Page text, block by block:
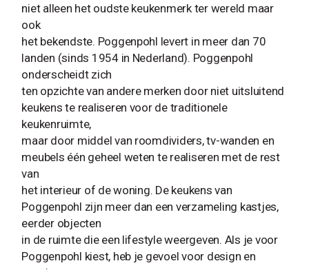
niet alleen het oudste keukenmerk ter wereld maar
ook
het bekendste. Poggenpohl levert in meer dan 70
landen (sinds 1954 in Nederland). Poggenpohl
onderscheidt zich
ten opzichte van andere merken door niet uitsluitend
keukens te realiseren voor de traditionele
keukenruimte,
maar door middel van roomdividers, tv-wanden en
meubels één geheel weten te realiseren met de rest
van
het interieur of de woning. De keukens van
Poggenpohl zijn meer dan een verzameling kastjes,
eerder objecten
in de ruimte die een lifestyle weergeven. Als je voor
Poggenpohl kiest, heb je gevoel voor design en